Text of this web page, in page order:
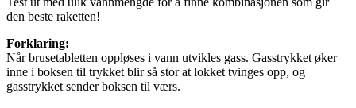
den beste raketten!
Forklaring:
Når brusetabletten oppløses i vann utvikles gass. Gasstrykket øker
inne i boksen til trykket blir så stor at lokket tvinges opp, og
gasstrykket sender boksen til værs.